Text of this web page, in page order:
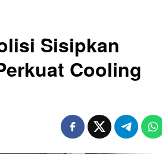
Sisipkan
Cooling